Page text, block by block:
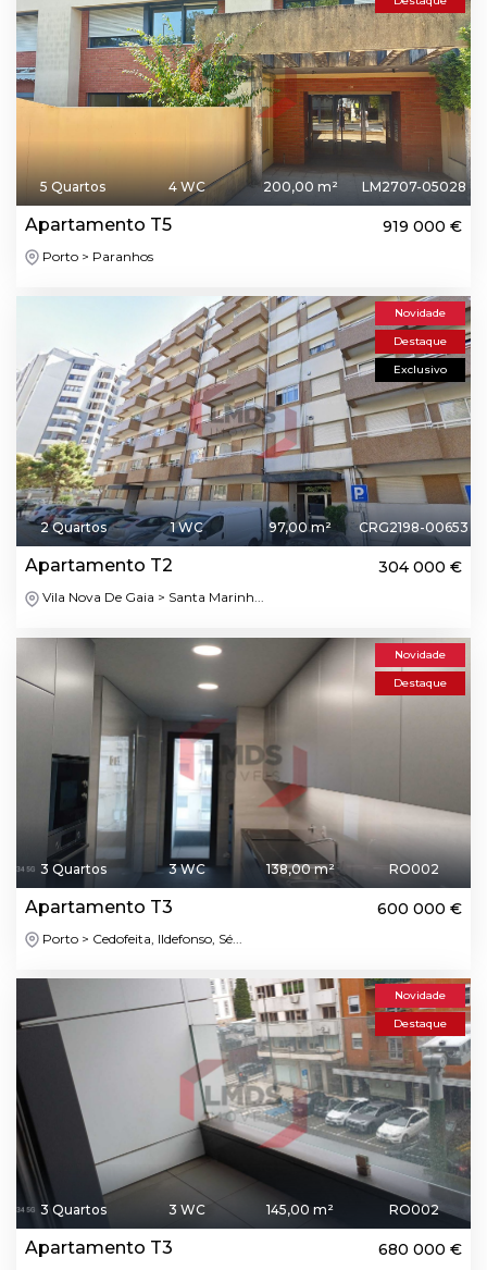
5 Quartos 4 WC 200,00 m² LM2707-05028
Apartamento T5 919 000 €
Porto > Paranhos
Novidade
Destaque
Exclusivo
2 Quartos 1 WC 97,00 m² CRG2198-00653
Apartamento T2 304 000 €
Vila Nova De Gaia > Santa Marinh...
Novidade
Destaque
3 Quartos 3 WC 138,00 m² RO002
Apartamento T3 600 000 €
Porto > Cedofeita, Ildefonso, Sé...
Novidade
Destaque
3 Quartos 3 WC 145,00 m² RO002
Apartamento T3 680 000 €